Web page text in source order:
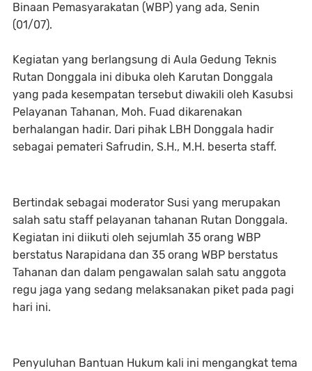
Binaan Pemasyarakatan (WBP) yang ada, Senin
(01/07).
Kegiatan yang berlangsung di Aula Gedung Teknis
Rutan Donggala ini dibuka oleh Karutan Donggala
yang pada kesempatan tersebut diwakili oleh Kasubsi
Pelayanan Tahanan, Moh. Fuad dikarenakan
berhalangan hadir. Dari pihak LBH Donggala hadir
sebagai pemateri Safrudin, S.H., M.H. beserta staff.
Bertindak sebagai moderator Susi yang merupakan
salah satu staff pelayanan tahanan Rutan Donggala.
Kegiatan ini diikuti oleh sejumlah 35 orang WBP
berstatus Narapidana dan 35 orang WBP berstatus
Tahanan dan dalam pengawalan salah satu anggota
regu jaga yang sedang melaksanakan piket pada pagi
hari ini.
Penyuluhan Bantuan Hukum kali ini mengangkat tema